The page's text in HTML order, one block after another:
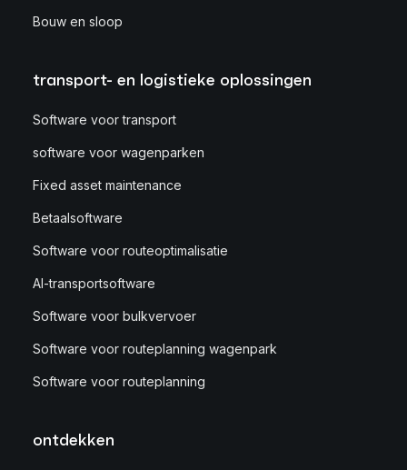
Bouw en sloop
transport- en logistieke oplossingen
Software voor transport
software voor wagenparken
Fixed asset maintenance
Betaalsoftware
Software voor routeoptimalisatie
AI-transportsoftware
Software voor bulkvervoer
Software voor routeplanning wagenpark
Software voor routeplanning
ontdekken